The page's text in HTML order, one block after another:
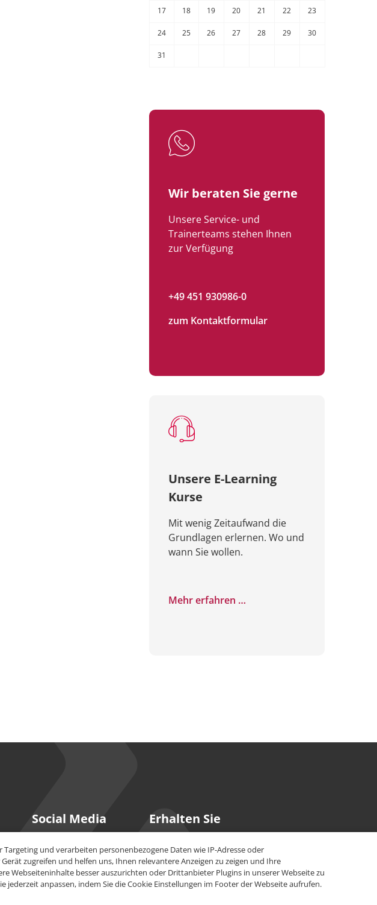
17 18 19 20 21 22 23
24 25 26 27 28 29 30
31
Wir beraten Sie gerne
Unsere Service- und
Trainerteams stehen Ihnen
zur Verfügung
+49 451 930986-0
zum Kontaktformular
Unsere E-Learning
Kurse
Mit wenig Zeitaufwand die
Grundlagen erlernen. Wo und
wann Sie wollen.
Mehr erfahren …
Social Media
YouTube
LinkedIn
Erhalten Sie
unsere Updates
Bleiben Sie stets informiert über unsere
neuesten Innovationen und Erfolgstipps.
und verarbeiten personenbezogene Daten wie IP-Adresse oder
zugreifen und helfen uns, Ihnen relevantere Anzeigen zu zeigen und Ihre
Webseiteninhalte besser auszurichten oder Drittanbieter Plugins in unserer Webseite zu
anpassen, indem Sie die Cookie Einstellungen im Footer der Webseite aufrufen.